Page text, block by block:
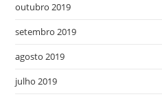
outubro 2019
setembro 2019
agosto 2019
julho 2019